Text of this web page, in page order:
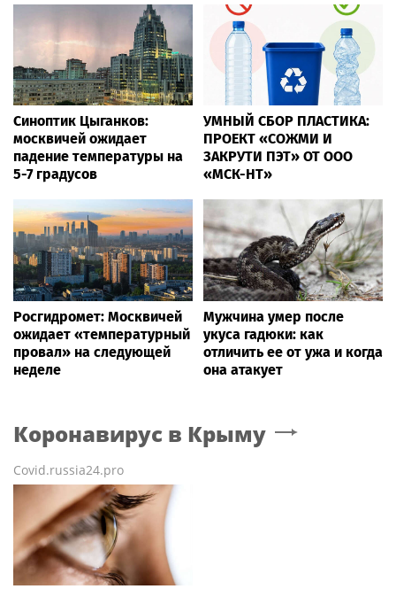
Синоптик Цыганков:
москвичей ожидает
падение температуры на
5-7 градусов
УМНЫЙ СБОР ПЛАСТИКА:
ПРОЕКТ «СОЖМИ И
ЗАКРУТИ ПЭТ» ОТ ООО
«МСК-НТ»
Росгидромет: Москвичей
ожидает «температурный
провал» на следующей
неделе
Мужчина умер после
укуса гадюки: как
отличить ее от ужа и когда
она атакует
Коронавирус в Крыму
Covid.russia24.pro